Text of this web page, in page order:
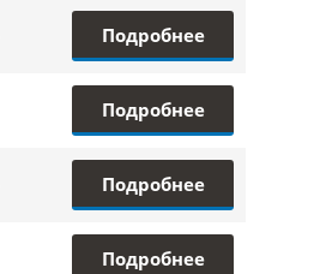
Подробнее
Подробнее
Подробнее
Подробнее